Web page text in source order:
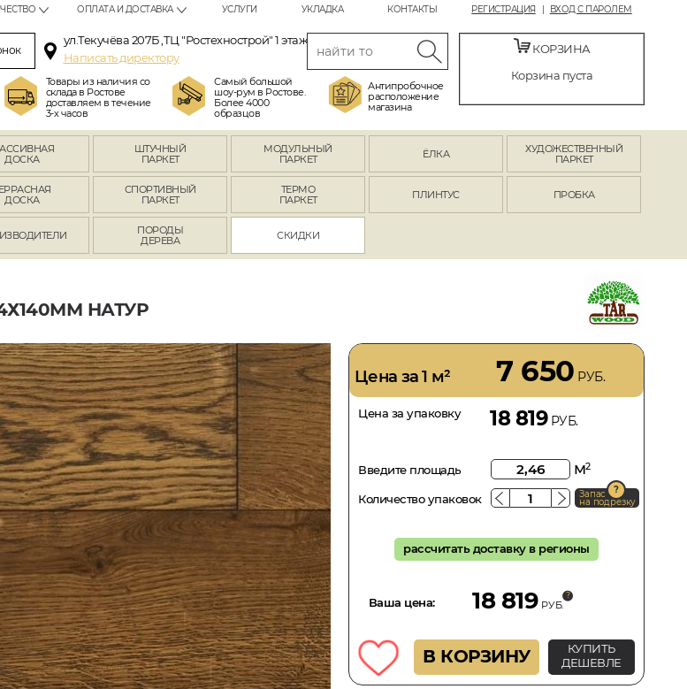
РЕГИСТРАЦИЯ ВХОД С ПАРОЛЕМ
ОПЛАТА И ДОСТАВКА УСЛУГИ УКЛАДКА КОНТАКТЫ
ул.Текучёва 207Б ,ТЦ "Ростехнострой" 1 этаж
Написать директору
Товары из наличия со
склада в Ростове
доставляем в течение
3-х часов
Самый большой
шоу-рум в Ростове.
Более 4000
образцов
Антипробочное
расположение
магазина
КОРЗИНА
Корзина пуста
ДОСКА
ШТУЧНЫЙ
ПАРКЕТ
МОДУЛЬНЫЙ
ПАРКЕТ
ЁЛКА
ХУДОЖЕСТВЕННЫЙ
ПАРКЕТ
ДОСКА
СПОРТИВНЫЙ
ПАРКЕТ
ТЕРМО
ПАРКЕТ
ПЛИНТУС ПРОБКА
ПОРОДЫ
ДЕРЕВА
СКИДКИ
НАТУР
Цена за 1 м² 7 650 РУБ.
Цена за упаковку 18 819РУБ.
Введите площадь м2
Количество упаковок Запас
на подрезку
рассчитать доставку в регионы
Ваша цена: 18 819 РУБ.
В КОРЗИНУ
КУПИТЬ
ДЕШЕВЛЕ